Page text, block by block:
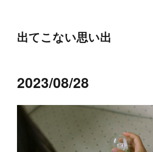
出てこない思い出
2023/08/28